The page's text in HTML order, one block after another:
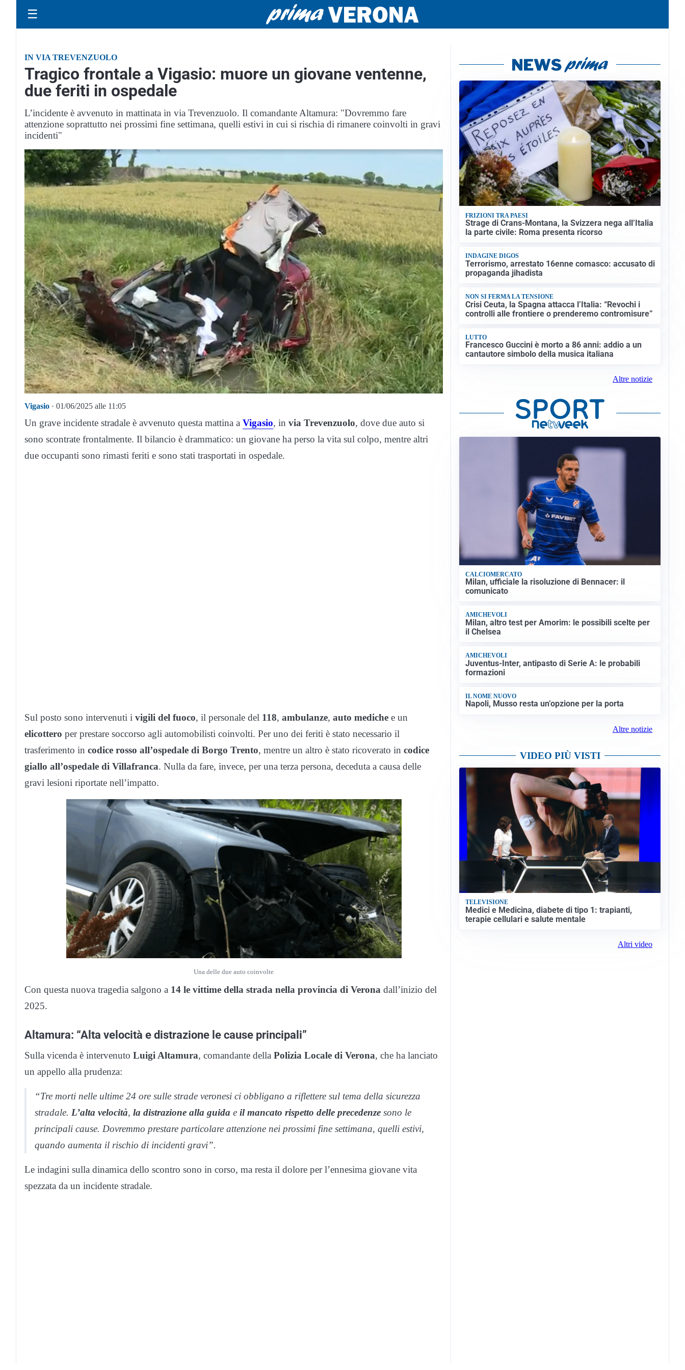
☰
IN VIA TREVENZUOLO
Tragico frontale a Vigasio: muore un giovane ventenne,
due feriti in ospedale
L’incidente è avvenuto in mattinata in via Trevenzuolo. Il comandante Altamura: "Dovremmo fare
attenzione soprattutto nei prossimi fine settimana, quelli estivi in cui si rischia di rimanere coinvolti in gravi
incidenti"
Vigasio · 01/06/2025 alle 11:05
Un grave incidente stradale è avvenuto questa mattina a Vigasio, in via Trevenzuolo, dove due auto si
sono scontrate frontalmente. Il bilancio è drammatico: un giovane ha perso la vita sul colpo, mentre altri
due occupanti sono rimasti feriti e sono stati trasportati in ospedale.
Sul posto sono intervenuti i vigili del fuoco, il personale del 118, ambulanze, auto mediche e un
elicottero per prestare soccorso agli automobilisti coinvolti. Per uno dei feriti è stato necessario il
trasferimento in codice rosso all’ospedale di Borgo Trento, mentre un altro è stato ricoverato in codice
giallo all’ospedale di Villafranca. Nulla da fare, invece, per una terza persona, deceduta a causa delle
gravi lesioni riportate nell’impatto.
Una delle due auto coinvolte
Con questa nuova tragedia salgono a 14 le vittime della strada nella provincia di Verona dall’inizio del
2025.
Altamura: “Alta velocità e distrazione le cause principali”
Sulla vicenda è intervenuto Luigi Altamura, comandante della Polizia Locale di Verona, che ha lanciato
un appello alla prudenza:
“Tre morti nelle ultime 24 ore sulle strade veronesi ci obbligano a riflettere sul tema della sicurezza
stradale. L’alta velocità, la distrazione alla guida e il mancato rispetto delle precedenze sono le
principali cause. Dovremmo prestare particolare attenzione nei prossimi fine settimana, quelli estivi,
quando aumenta il rischio di incidenti gravi”.
Le indagini sulla dinamica dello scontro sono in corso, ma resta il dolore per l’ennesima giovane vita
spezzata da un incidente stradale.
FRIZIONI TRA PAESI
Strage di Crans-Montana, la Svizzera nega all’Italia
la parte civile: Roma presenta ricorso
INDAGINE DIGOS
Terrorismo, arrestato 16enne comasco: accusato di
propaganda jihadista
NON SI FERMA LA TENSIONE
Crisi Ceuta, la Spagna attacca l’Italia: “Revochi i
controlli alle frontiere o prenderemo contromisure”
LUTTO
Francesco Guccini è morto a 86 anni: addio a un
cantautore simbolo della musica italiana
Altre notizie
CALCIOMERCATO
Milan, ufficiale la risoluzione di Bennacer: il
comunicato
AMICHEVOLI
Milan, altro test per Amorim: le possibili scelte per
il Chelsea
AMICHEVOLI
Juventus-Inter, antipasto di Serie A: le probabili
formazioni
IL NOME NUOVO
Napoli, Musso resta un’opzione per la porta
Altre notizie
VIDEO PIÙ VISTI
TELEVISIONE
Medici e Medicina, diabete di tipo 1: trapianti,
terapie cellulari e salute mentale
Altri video